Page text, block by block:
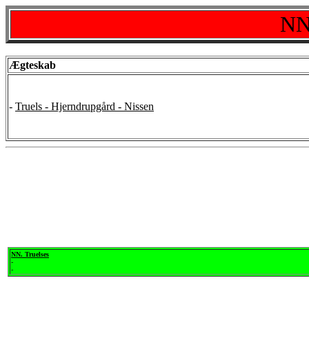
Ægteskab
- Truels - Hjerndrupgård - Nissen
NN. Truelses
-
-